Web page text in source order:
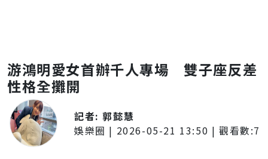
游鴻明愛女首辦千人專場 雙子座反差
性格全攤開
記者:郭懿慧
娛樂圈 | 2026-05-21 13:50 | 觀看數:7